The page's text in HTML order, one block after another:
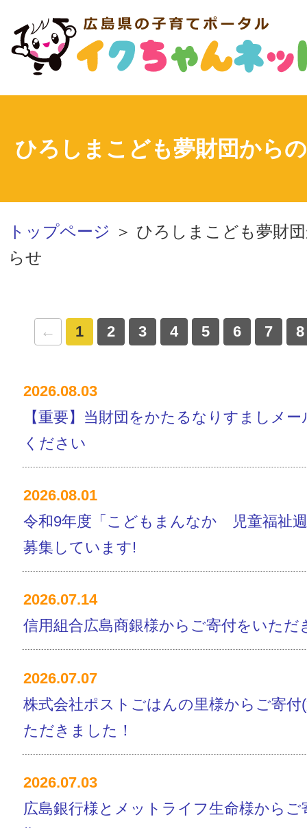
ひろしまこども夢財団から
トップページ ＞ ひろしまこども夢財
らせ
← 1 2 3 4 5 6 7 8
2026.08.03
【重要】当財団をかたるなりすましメ
ください
2026.08.01
令和9年度「こどもまんなか 児童福祉
募集しています!
2026.07.14
信用組合広島商銀様からご寄付をいただ
2026.07.07
株式会社ポストごはんの里様からご寄付
ただきました！
2026.07.03
広島銀行様とメットライフ生命様からご